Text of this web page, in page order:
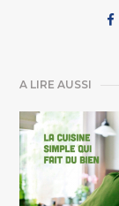
A LIRE AUSSI